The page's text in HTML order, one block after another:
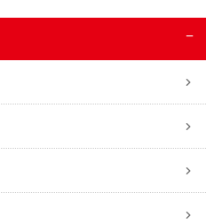
−